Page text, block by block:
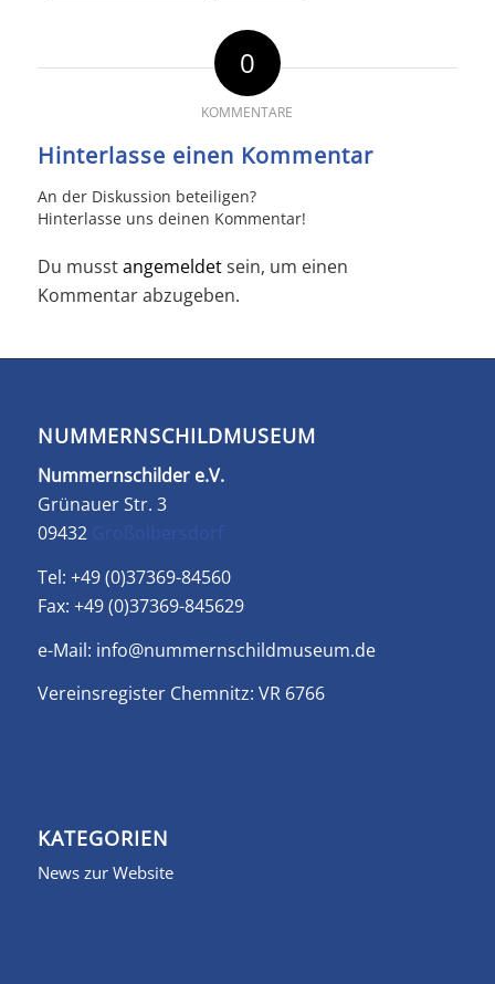
0
KOMMENTARE
Hinterlasse einen Kommentar
An der Diskussion beteiligen?
Hinterlasse uns deinen Kommentar!
Du musstangemeldetsein, um einen
Kommentar abzugeben.
NUMMERNSCHILDMUSEUM
Nummernschilder e.V.
Grünauer Str. 3
09432 Großolbersdorf
Tel: +49 (0)37369-84560
Fax: +49 (0)37369-845629
e-Mail: info@nummernschildmuseum.de
Vereinsregister Chemnitz: VR 6766
KATEGORIEN
News zur Website